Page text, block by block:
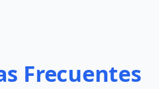
Frecuentes